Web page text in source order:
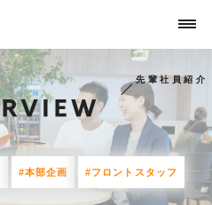
先輩社員紹介
#本部企画 #フロントスタッフ